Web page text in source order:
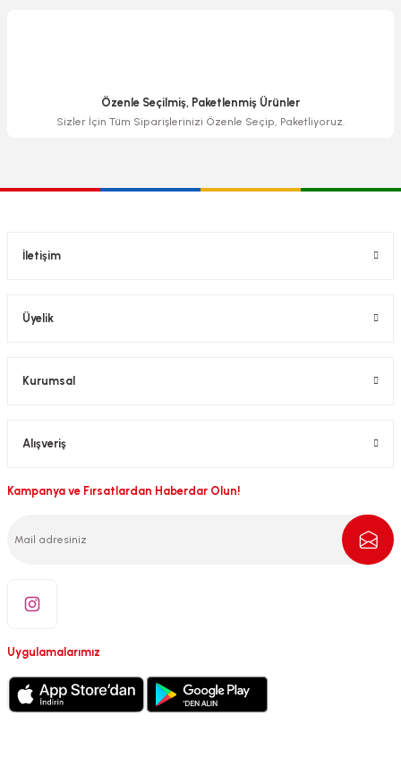
Özenle Seçilmiş, Paketlenmiş Ürünler
Sizler İçin Tüm Siparişlerinizi Özenle Seçip, Paketliyoruz.
İletişim
Üyelik
Kurumsal
Alışveriş
Kampanya ve Fırsatlardan Haberdar Olun!
Uygulamalarımız